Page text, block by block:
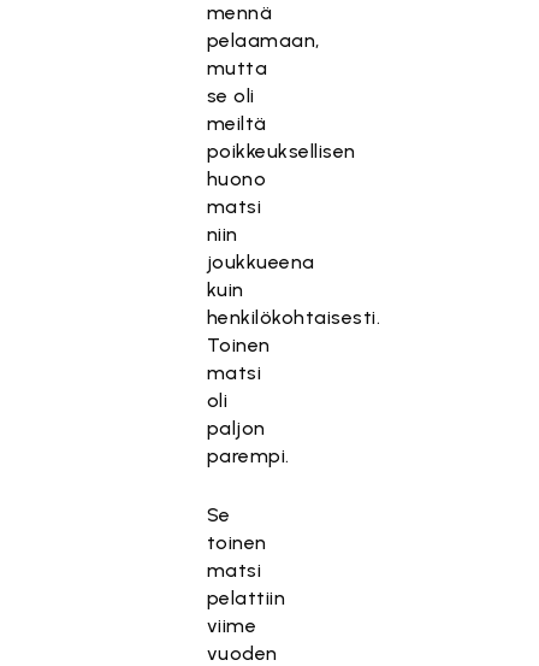
mennä
pelaamaan,
mutta
se oli
meiltä
poikkeuksellisen
huono
matsi
niin
joukkueena
kuin
henkilökohtaisesti.
Toinen
matsi
oli
paljon
parempi.
Se
toinen
matsi
pelattiin
viime
vuoden